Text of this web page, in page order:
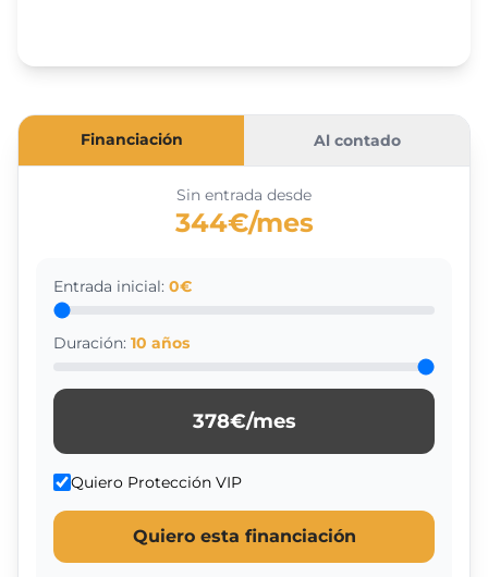
Financiación Al contado
Sin entrada desde
344€/mes
Entrada inicial: 0€
Duración: 10 años
378€/mes
Quiero Protección VIP
Quiero esta financiación